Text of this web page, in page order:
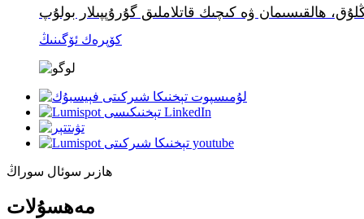
كۆپرەك ئۆگىنىڭ
ھازىر سوئال سوراڭ
مەھسۇلات